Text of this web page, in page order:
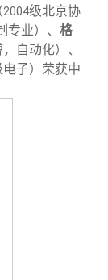
2004级北京协
业）、 格
自动化）、
电子）荣获中